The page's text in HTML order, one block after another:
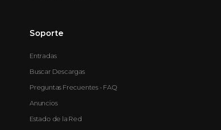
Soporte
Entradas
Buscar Descargas
Preguntas Frecuentes - FAQ
Anuncios
Estado de la Red